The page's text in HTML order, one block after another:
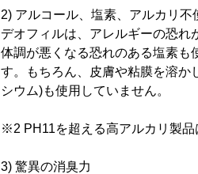
2) アルコール、塩素、アルカリ
デオフィルは、アレルギーの恐
体調が悪くなる恐れのある塩素も
す。もちろん、皮膚や粘膜を溶
シウム)も使用していません。
※2 PH11を超える高アルカリ製品
3) 驚異の消臭力